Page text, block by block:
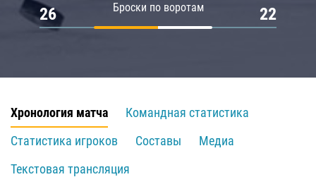
Броски по воротам
26 22
Хронология матча
Командная статистика
Статистика игроков
Составы
Медиа
Текстовая трансляция